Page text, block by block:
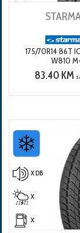
175/70R14 86T
W810
83.40 KM
X DB
X
X